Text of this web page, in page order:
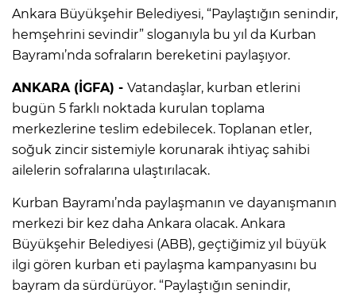
Ankara Büyükşehir Belediyesi, “Paylaştığın senindir,
hemşehrini sevindir” sloganıyla bu yıl da Kurban
Bayramı’nda sofraların bereketini paylaşıyor.
ANKARA (İGFA) - Vatandaşlar, kurban etlerini
bugün 5 farklı noktada kurulan toplama
merkezlerine teslim edebilecek. Toplanan etler,
soğuk zincir sistemiyle korunarak ihtiyaç sahibi
ailelerin sofralarına ulaştırılacak.
Kurban Bayramı’nda paylaşmanın ve dayanışmanın
merkezi bir kez daha Ankara olacak. Ankara
Büyükşehir Belediyesi (ABB), geçtiğimiz yıl büyük
ilgi gören kurban eti paylaşma kampanyasını bu
bayram da sürdürüyor. “Paylaştığın senindir,